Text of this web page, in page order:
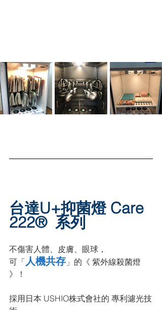
台達U+抑菌燈 Care
222®  系列
不傷害人體、皮膚、眼球，
可「人機共存 」的《 紫外線殺菌燈
》！
採用日本 USHIO株式會社的 專利濾光技